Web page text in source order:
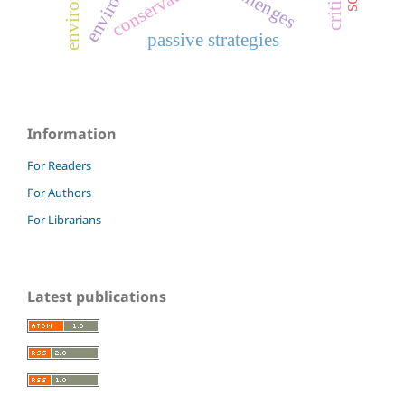
passive strategies
Information
For Readers
For Authors
For Librarians
Latest publications